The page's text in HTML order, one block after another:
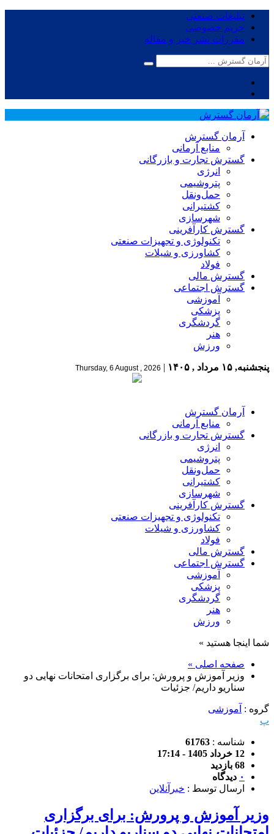
تبلیغات صنعتی
حریم خصوصی
مقررات نشر خبر و مقاله
آرمان گسترش
منابع آرمانی
گسترش تجارت و بازرگانی
انرژی
پتروشیمی
حمل‌و‌نقل
کشتیرانی
شهرسازی
گسترش کارآفرینی
تکنولوژی و تجهیزات صنعتی
کشاورزی و شیلات
فولاد
گسترش مالی
گسترش اجتماعی
آموزشی
پزشکی
گردشگری
هنر
ورزش
پنجشنبه, ۱۵ مرداد , ۱۴۰۵ |
Thursday, 6 August , 2026
آرمان گسترش
منابع آرمانی
گسترش تجارت و بازرگانی
انرژی
پتروشیمی
حمل‌و‌نقل
کشتیرانی
شهرسازی
گسترش کارآفرینی
تکنولوژی و تجهیزات صنعتی
کشاورزی و شیلات
فولاد
گسترش مالی
گسترش اجتماعی
آموزشی
پزشکی
گردشگری
هنر
ورزش
شما اینجا هستید »
صفحه اصلی »
وزیر آموزش و پرورش: برای برگزاری امتحانات نهایی دو
سناریو داریم/ جزئیات
گروه : آموزشی
پ
شناسه : 61763
12 خرداد 1405 - 17:14
68 بازدید
۰ دیدگاه
ارسال توسط : خبرآنلاین
وزیر آموزش و پرورش: برای برگزاری